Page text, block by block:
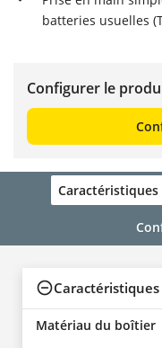
batteries usuelles
Configurer le
Matériau du boîtier